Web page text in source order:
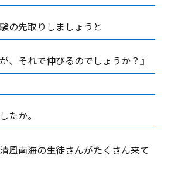
の先取りしましょうと
、それで伸びるのでしょうか？』
たか。
風南海の生徒さんがたくさん来て